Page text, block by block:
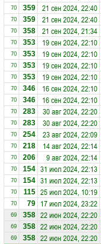
70 359 21 сен 2024, 22:40
70 359 21 сен 2024, 22:40
70 358 21 сен 2024, 21:34
70 353 19 сен 2024, 22:10
70 353 19 сен 2024, 22:10
70 353 19 сен 2024, 22:10
70 353 19 сен 2024, 22:10
70 346 16 сен 2024, 22:10
70 346 16 сен 2024, 22:10
70 283 30 авг 2024, 22:20
70 283 30 авг 2024, 22:20
70 254 23 авг 2024, 22:09
70 218 14 авг 2024, 22:14
70 206 9 авг 2024, 22:14
70 154 31 июл 2024, 22:13
70 154 31 июл 2024, 22:13
70 115 25 июл 2024, 10:19
70 79 17 июл 2024, 23:22
69 358 22 июн 2024, 22:20
69 358 22 июн 2024, 22:20
69 358 22 июн 2024, 22:20